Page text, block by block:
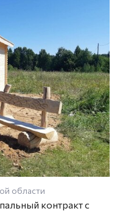
области
контракт с